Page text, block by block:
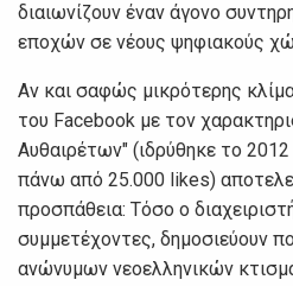
διαιωνίζουν έναν άγονο
εποχών σε νέους ψηφιακούς
Αν και σαφώς μικρότερης
του Facebook με τον
Αυθαιρέτων" (ιδρύθηκε το
πάνω από 25.000 likes)
προσπάθεια: Τόσο ο
συμμετέχοντες, δημοσιεύουν
ανώνυμων νεοελληνικών